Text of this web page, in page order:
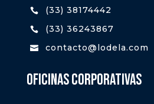
 (33) 38174442
 (33) 36243867
 contacto@lodela.com
oFICINAS CORPORATIVAS